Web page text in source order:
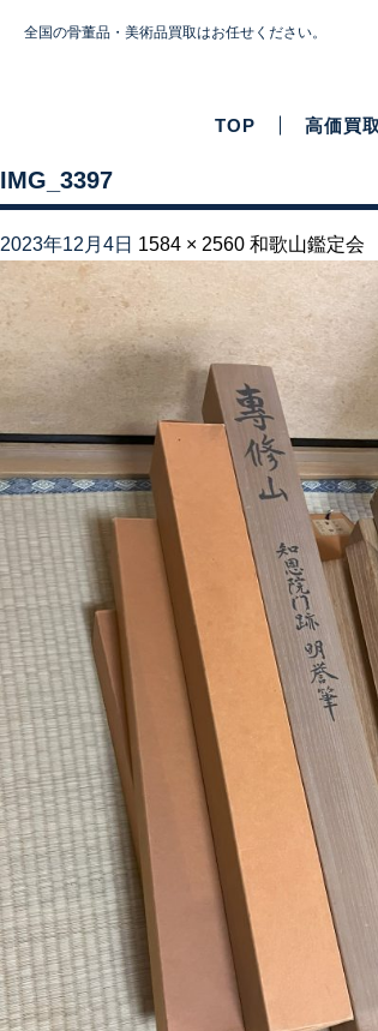
全国の骨董品・美術品買取はお任せください。
TOP 高価買
IMG_3397
2023年12月4日 1584 × 2560 和歌山鑑定会